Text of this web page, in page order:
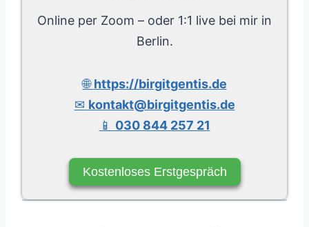
Online per Zoom – oder 1:1 live bei mir in
Berlin.
🌐https://birgitgentis.de
✉ kontakt@birgitgentis.de
📱 030 844 257 21
Kostenloses Erstgespräch